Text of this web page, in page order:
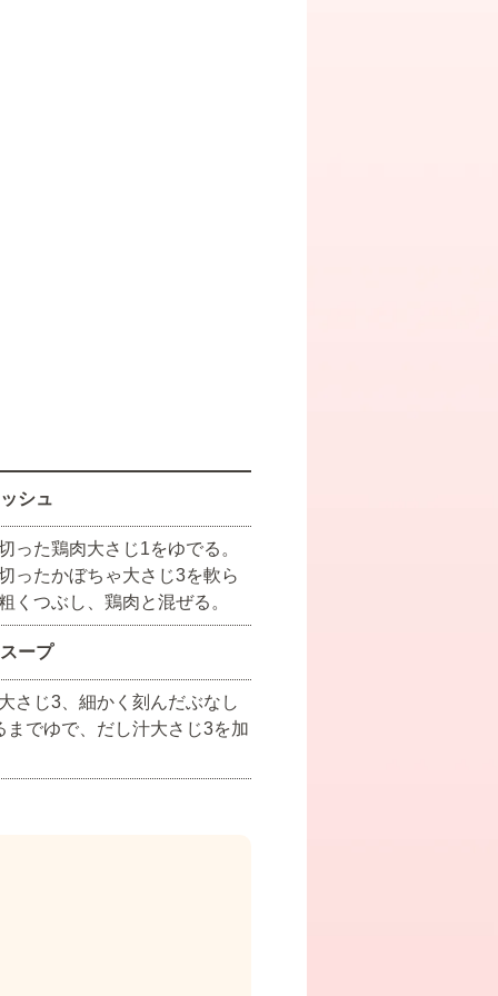
シュ
った鶏肉大さじ1をゆでる。
ったかぼちゃ大さじ3を軟ら
くつぶし、鶏肉と混ぜる。
ープ
さじ3、細かく刻んだぶなし
でゆで、だし汁大さじ3を加